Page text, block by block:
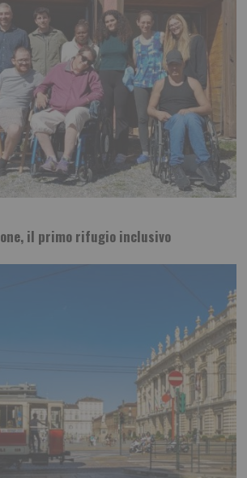
il primo rifugio inclusivo